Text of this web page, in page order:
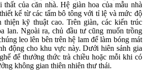
thất của căn nhà. Hệ giàn hoa của mẫu nhà
kế từ các tấm bô tông với tỉ lệ và mức độ
thiện kỹ thuật cao. Trên giàn, các kiến trúc
lan. Ngoài ra, chủ đầu tư cũng muốn trồng
leo lên bên trên hệ lam để làm bóng mát
động cho khu vực này. Dưới hiên sảnh gia
để thưởng thức trà chiều hoặc mỗi khi có
không gian thiên nhiên thư thái.